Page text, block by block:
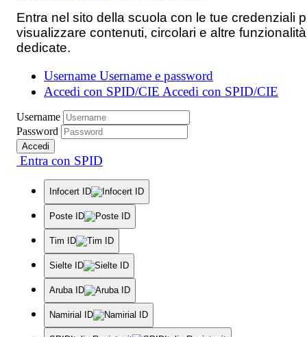
Entra nel sito della scuola con le tue credenziali
visualizzare contenuti, circolari e altre
dedicate.
Username Username e password
Accedi con SPID/CIE Accedi con SPID/CIE
Username
Password
Accedi
Entra con SPID
Infocert ID
Poste ID
Tim ID
Sielte ID
Aruba ID
Namirial ID